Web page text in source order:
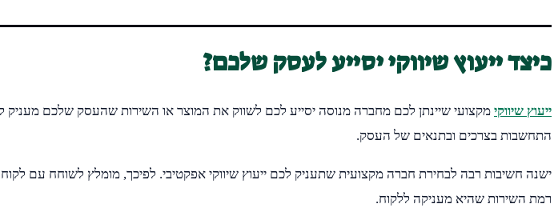
כיצד ייעוץ שיווקי יסייע לעסק שלכם?
ייעוץ שיווקי מקצועי שיינתן לכם מחברה מנוסה יסייע לכם לשווק את המוצר או השירות שהעסק שלכם
התחשבות בצרכים ובתנאים של העסק.
ישנה חשיבות רבה לבחירת חברה מקצועית שתעניק לכם ייעוץ שיווקי אפקטיבי. לפיכך, מומלץ לשוחח עם
רמת השירות שהיא מעניקה ללקוח.